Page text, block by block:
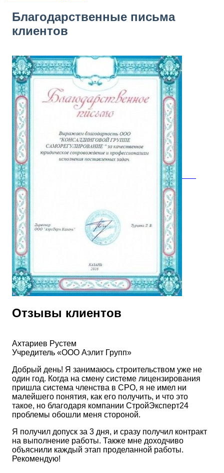
Благодарственные письма
клиентов
Отзывы клиентов
Ахтариев Рустем
Учредитель «ООО Аэлит Групп»
Добрый день! Я занимаюсь строительством уже не
один год. Когда на смену системе лицензирования
пришла система членства в СРО, я не имел ни
малейшего понятия, как его получить, и что это
такое, но благодаря компании СтройЭксперт24
проблемы обошли меня стороной.
Я получил допуск за 3 дня, и сразу получил контракт
на выполнение работы. Также мне доходчиво
объяснили каждый этап проделанной работы.
Рекомендую!